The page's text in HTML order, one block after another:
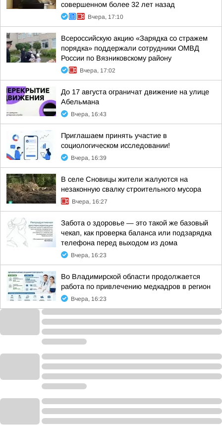
совершенном более 32 лет назад
Вчера, 17:10
Всероссийскую акцию «Зарядка со стражем
порядка» поддержали сотрудники ОМВД
России по Вязниковскому району
Вчера, 17:02
До 17 августа ограничат движение на улице
Абельмана
Вчера, 16:43
Приглашаем принять участие в
социологическом исследовании!
Вчера, 16:39
В селе Сновицы жители жалуются на
незаконную свалку строительного мусора
Вчера, 16:27
Забота о здоровье — это такой же базовый
чекап, как проверка баланса или подзарядка
телефона перед выходом из дома
Вчера, 16:23
Во Владимирской области продолжается
работа по привлечению медкадров в регион
Вчера, 16:23